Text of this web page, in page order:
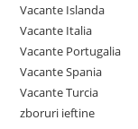
Vacante Islanda
Vacante Italia
Vacante Portugalia
Vacante Spania
Vacante Turcia
zboruri ieftine